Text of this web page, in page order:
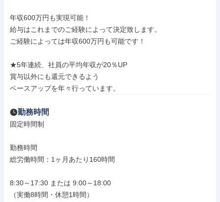
年収600万円も実現可能！
給与はこれまでのご経験によって決定致します。
ご経験によっては年収600万円も可能です！
★5年連続、社員の平均年収が20％UP
賞与以外にも還元できるよう
ベースアップを年々行っています。
勤務時間
固定時間制
勤務時間
総労働時間：1ヶ月あたり160時間
8:30～17:30 または 9:00～18:00
（実働8時間・休憩1時間）